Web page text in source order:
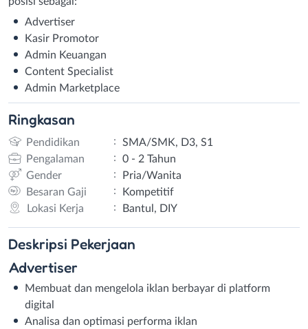
Advertiser
Kasir Promotor
Admin Keuangan
Content Specialist
Admin Marketplace
Ringkasan
Pendidikan :
SMA/SMK, D3, S1
Pengalaman
:
0 - 2 Tahun
Gender
:
Pria/Wanita
Besaran Gaji
:
Kompetitif
Lokasi Kerja
: Bantul, DIY
Deskripsi Pekerjaan
Advertiser
Membuat dan mengelola iklan berbayar di platform
digital
Analisa dan optimasi performa iklan